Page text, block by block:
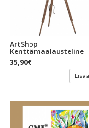
ArtShop
Kenttämaalausteline
35,90€
Lisää